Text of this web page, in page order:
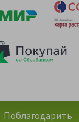
Поблагодарить